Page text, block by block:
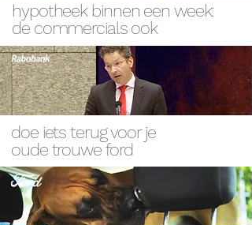
hypotheek binnen een week:
de commercials ook
doe iets terug voor je
oude trouwe ford